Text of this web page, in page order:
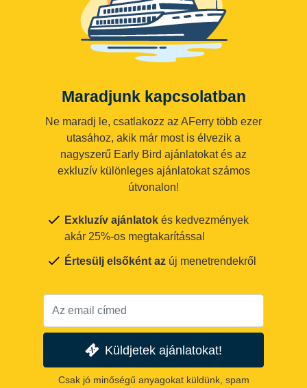
Maradjunk kapcsolatban
Ne maradj le, csatlakozz az AFerry több ezer
utasához, akik már most is élvezik a
nagyszerű Early Bird ajánlatokat és az
exkluzív különleges ajánlatokat számos
útvonalon!
Exkluzív ajánlatok és kedvezmények
akár 25%-os megtakarítással
Értesülj elsőként az új menetrendekről
Küldjetek ajánlatokat!
Csak jó minőségű anyagokat küldünk, spam